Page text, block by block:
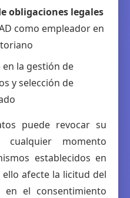
obligaciones legales
como empleador en
en la gestión de
y selección de
puede revocar su
cualquier momento
establecidos en
afecte la licitud del
en el consentimiento